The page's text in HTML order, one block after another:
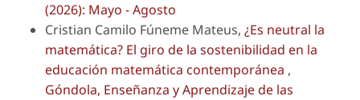
(2026): Mayo - Agosto
Cristian Camilo Fúneme Mateus, ¿Es neutral la
matemática? El giro de la sostenibilidad en la
educación matemática contemporánea ,
Góndola, Enseñanza y Aprendizaje de las